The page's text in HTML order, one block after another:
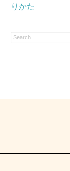
りかた